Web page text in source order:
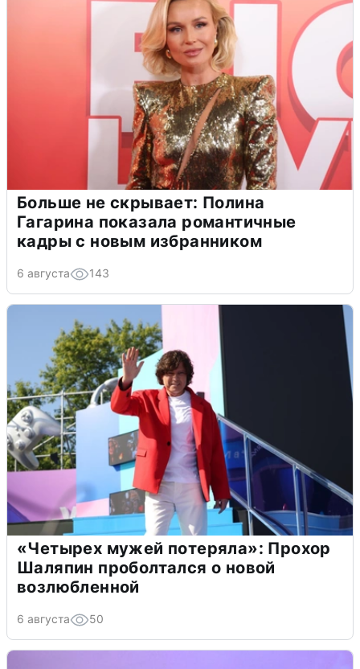
Больше не скрывает: Полина
Гагарина показала романтичные
кадры с новым избранником
6 августа 143
«Четырех мужей потеряла»: Прохор
Шаляпин проболтался о новой
возлюбленной
6 августа 50